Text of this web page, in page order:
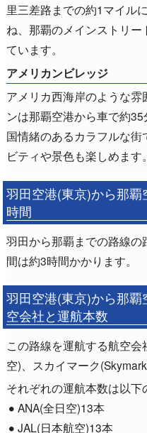
里三差路までの約1マイル
ね、那覇のメインストリ
ています。
アメリカンビレッジ
アメリカ西海岸のような
ンは那覇空港から車で約
国情緒のあるカラフルな
ビティや景色も楽しめます。
羽田空港(東京)から那
時間
羽田から那覇までの路線
間は約3時間かかります。
羽田空港(東京)から那
空会社と運航本数
この路線を運航する航空
空)、スカイマーク
それぞれの運航本数は以下
ANA(全日空)13本
JAL(日本航空)13本